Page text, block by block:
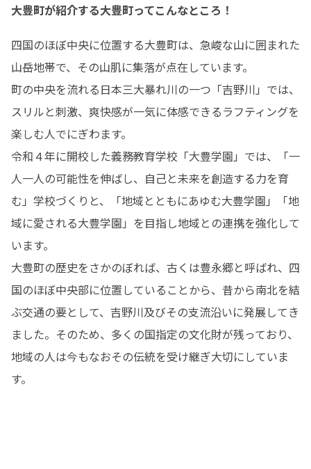
大豊町が紹介する大豊町ってこんなところ！
四国のほぼ中央に位置する大豊町は、急峻な山に囲まれた
山岳地帯で、その山肌に集落が点在しています。
町の中央を流れる日本三大暴れ川の一つ「吉野川」では、
スリルと刺激、爽快感が一気に体感できるラフティングを
楽しむ人でにぎわます。
令和４年に開校した義務教育学校「大豊学園」では、「一
人一人の可能性を伸ばし、自己と未来を創造する力を育
む」学校づくりと、「地域とともにあゆむ大豊学園」「地
域に愛される大豊学園」を目指し地域との連携を強化して
います。
大豊町の歴史をさかのぼれば、古くは豊永郷と呼ばれ、四
国のほぼ中央部に位置していることから、昔から南北を結
ぶ交通の要として、吉野川及びその支流沿いに発展してき
ました。そのため、多くの国指定の文化財が残っており、
地域の人は今もなおその伝統を受け継ぎ大切にしていま
す。